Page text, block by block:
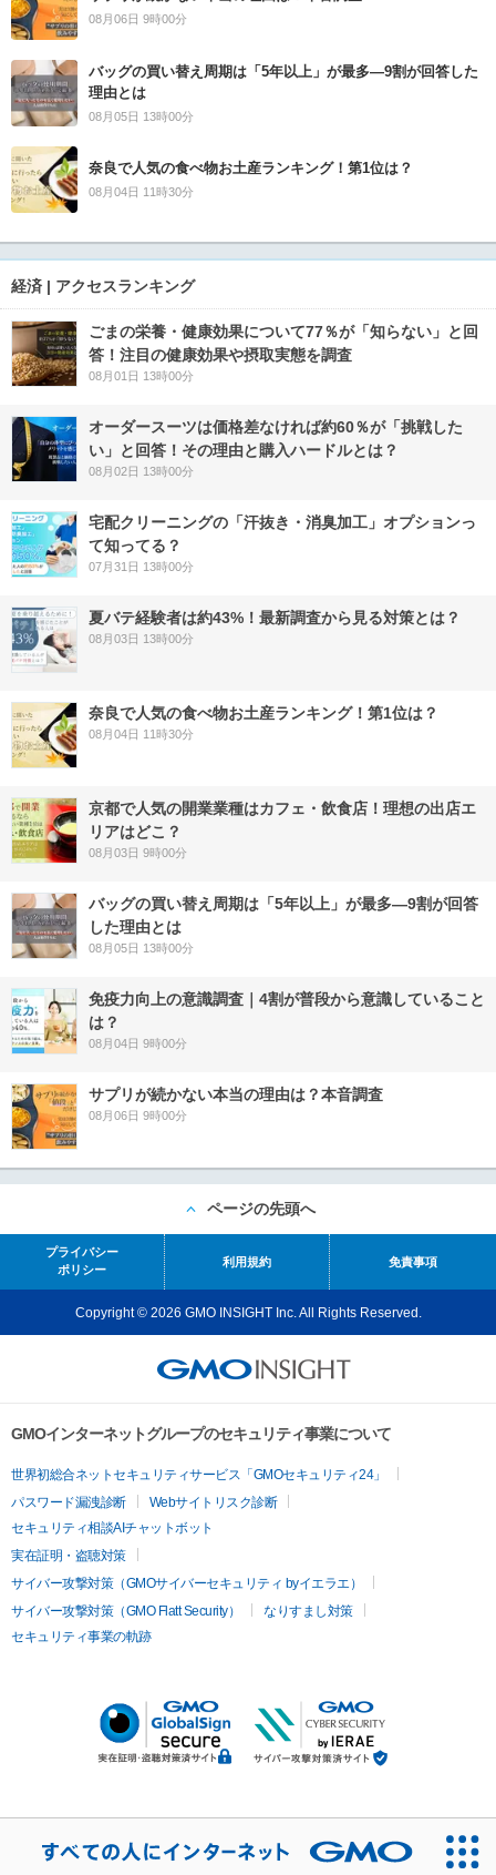
08月06日 9時00分
バッグの買い替え周期は「5年以上」が最多―9割が回答した
理由とは
08月05日 13時00分
奈良で人気の食べ物お土産ランキング！第1位は？
08月04日 11時30分
経済 | アクセスランキング
ごまの栄養・健康効果について77％が「知らない」と回
答！注目の健康効果や摂取実態を調査
08月01日 13時00分
オーダースーツは価格差なければ約60％が「挑戦した
い」と回答！その理由と購入ハードルとは？
08月02日 13時00分
宅配クリーニングの「汗抜き・消臭加工」オプションっ
て知ってる？
07月31日 13時00分
夏バテ経験者は約43%！最新調査から見る対策とは？
08月03日 13時00分
奈良で人気の食べ物お土産ランキング！第1位は？
08月04日 11時30分
京都で人気の開業業種はカフェ・飲食店！理想の出店エ
リアはどこ？
08月03日 9時00分
バッグの買い替え周期は「5年以上」が最多―9割が回答
した理由とは
08月05日 13時00分
免疫力向上の意識調査｜4割が普段から意識していること
は？
08月04日 9時00分
サプリが続かない本当の理由は？本音調査
08月06日 9時00分
ページの先頭へ
プライバシー
ポリシー
利用規約 免責事項
Copyright © 2026 GMO INSIGHT Inc. All Rights Reserved.
GMOインターネットグループのセキュリティ事業について
世界初総合ネットセキュリティサービス「GMOセキュリティ24」
パスワード漏洩診断
Webサイトリスク診断
セキュリティ相談AIチャットボット
実在証明・盗聴対策
サイバー攻撃対策（GMOサイバーセキュリティ byイエラエ）
サイバー攻撃対策（GMO Flatt Security）
なりすまし対策
セキュリティ事業の軌跡